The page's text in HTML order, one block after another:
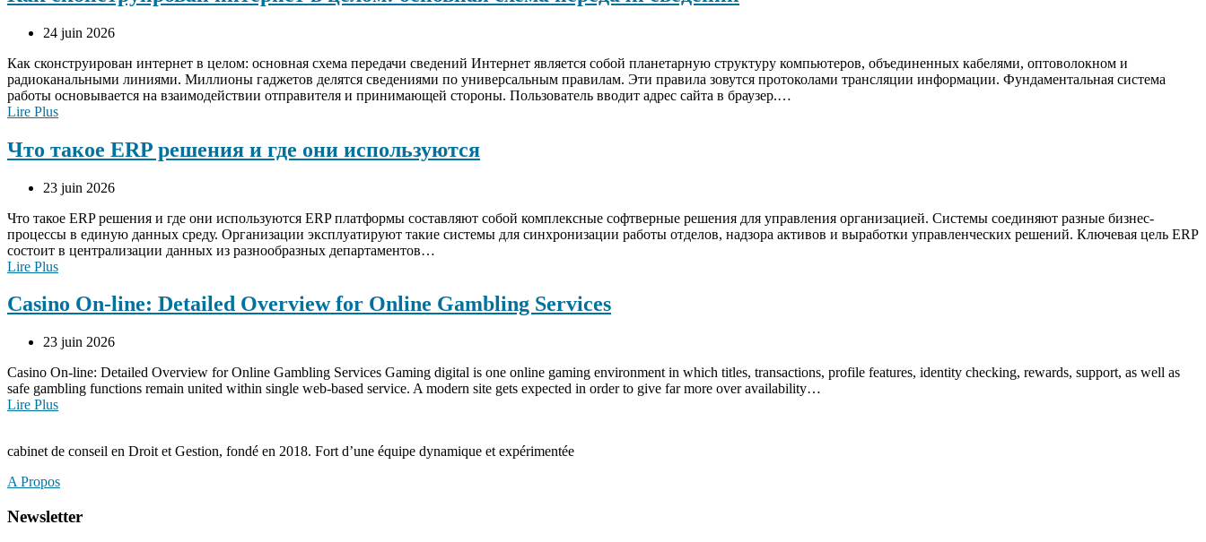
24 juin 2026
Как сконструирован интернет в целом: основная схема передачи сведений Интернет является собой планетарную структуру компьютеров, объединенных кабелями, оптоволокном и
радиоканальными линиями. Миллионы гаджетов делятся сведениями по универсальным правилам. Эти правила зовутся протоколами трансляции информации. Фундаментальная система
работы основывается на взаимодействии отправителя и принимающей стороны. Пользователь вводит адрес сайта в браузер.…
Lire Plus
Что такое ERP решения и где они используются
23 juin 2026
Что такое ERP решения и где они используются ERP платформы составляют собой комплексные софтверные решения для управления организацией. Системы соединяют разные бизнес-
процессы в единую данных среду. Организации эксплуатируют такие системы для синхронизации работы отделов, надзора активов и выработки управленческих решений. Ключевая цель ERP
состоит в централизации данных из разнообразных департаментов…
Lire Plus
Casino On-line: Detailed Overview for Online Gambling Services
23 juin 2026
Casino On-line: Detailed Overview for Online Gambling Services Gaming digital is one online gaming environment in which titles, transactions, profile features, identity checking, rewards, support, as well as
safe gambling functions remain united within single web-based service. A modern site gets expected in order to give far more over availability…
Lire Plus
cabinet de conseil en Droit et Gestion, fondé en 2018. Fort d’une équipe dynamique et expérimentée
A Propos
Newsletter